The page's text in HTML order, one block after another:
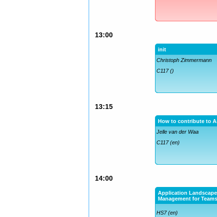
13:00
init
Christoph Zimmermann
C117 ()
13:15
How to contribute to
Jelle van der Waa
C117 (en)
14:00
Application Landscape
Management for
HS7 (en)